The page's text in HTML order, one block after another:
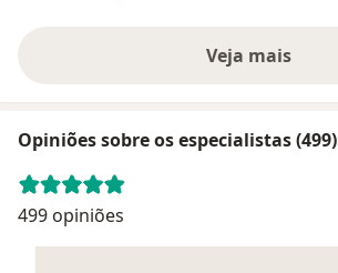
Veja mais
Opiniões sobre os especialistas (499)
499 opiniões